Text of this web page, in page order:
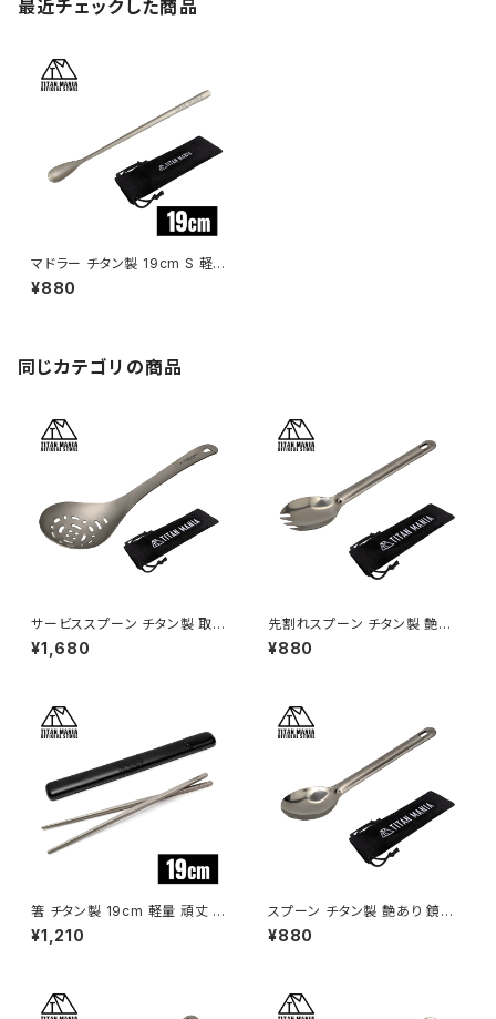
最近チェックした商品
マドラー チタン製 19cm S 軽量
頑丈 スプーン パフェスプーン ミ
キシングスティック 混ぜ棒 混ぜ
¥880
同じカテゴリの商品
サービススプーン チタン製 取り
分け スプーン たっぷりすくえる
軽量 頑丈 直火 穴あき サービン
ロキャンプ アウトドア用品 キャ
ンプ用品 収納袋付き
¥1,680
先割れスプーン チタン製 艶あり
鏡面加工 軽量 頑丈 カトラリー
スポーク ショート 持ち運び 直
品 収納袋付き
¥880
箸 チタン製 19cm 軽量 頑丈 角
箸 小さい 短い 純チタン 1膳 滑
り止め 直火 調理器具 キャンプ
ラック）
¥1,210
スプーン チタン製 艶あり 鏡面
加工 軽量 頑丈 カトラリー ショ
ート 持ち運び 直火 調理器具 キ
¥880